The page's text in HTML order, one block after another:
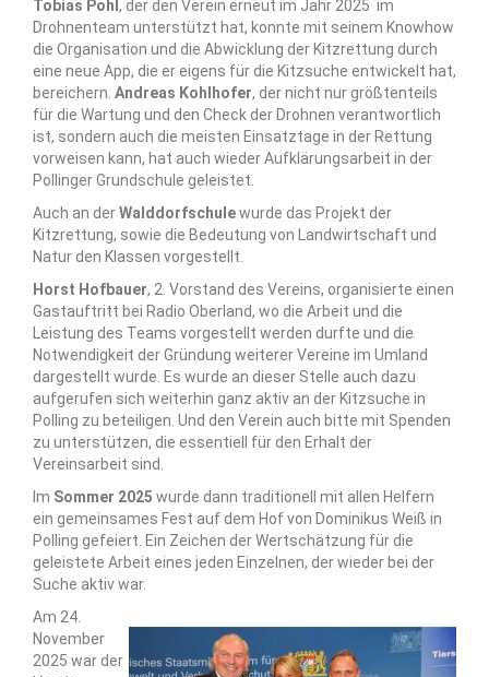
Tobias Pohl , der den Verein erneut im Jahr 2025 im
Drohnenteam unterstützt hat, konnte mit seinem Knowhow
die Organisation und die Abwicklung der Kitzrettung durch
eine neue App, die er eigens für die Kitzsuche entwickelt hat,
bereichern. Andreas Kohlhofer, der nicht nur größtenteils
für die Wartung und den Check der Drohnen verantwortlich
ist, sondern auch die meisten Einsatztage in der Rettung
vorweisen kann, hat auch wieder Aufklärungsarbeit in der
Pollinger Grundschule geleistet.
Auch an derWalddorfschulewurde das Projekt der
Kitzrettung, sowie die Bedeutung von Landwirtschaft und
Natur den Klassen vorgestellt.
Horst Hofbauer, 2. Vorstand des Vereins, organisierte einen
Gastauftritt bei Radio Oberland, wo die Arbeit und die
Leistung des Teams vorgestellt werden durfte und die
Notwendigkeit der Gründung weiterer Vereine im Umland
dargestellt wurde. Es wurde an dieser Stelle auch dazu
aufgerufen sich weiterhin ganz aktiv an der Kitzsuche in
Polling zu beteiligen. Und den Verein auch bitte mit Spenden
zu unterstützen, die essentiell für den Erhalt der
Vereinsarbeit sind.
Im Sommer 2025 wurde dann traditionell mit allen Helfern
ein gemeinsames Fest auf dem Hof von Dominikus Weiß in
Polling gefeiert. Ein Zeichen der Wertschätzung für die
geleistete Arbeit eines jeden Einzelnen, der wieder bei der
Suche aktiv war.
Am 24.
November
2025 war der